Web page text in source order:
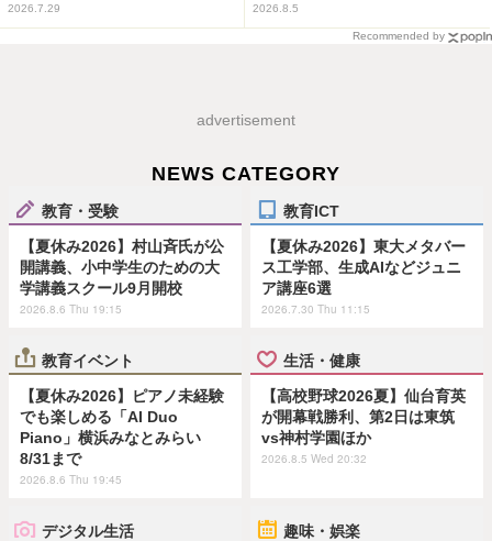
2026.7.29 2026.8.5
Recommended by
advertisement
NEWS CATEGORY
教育・受験
【夏休み2026】村山斉氏が公
開講義、小中学生のための大
学講義スクール9月開校
2026.8.6 Thu 19:15
教育ICT
【夏休み2026】東大メタバー
ス工学部、生成AIなどジュニ
ア講座6選
2026.7.30 Thu 11:15
教育イベント
【夏休み2026】ピアノ未経験
でも楽しめる「AI Duo
Piano」横浜みなとみらい
8/31まで
2026.8.6 Thu 19:45
生活・健康
【高校野球2026夏】仙台育英
が開幕戦勝利、第2日は東筑
vs神村学園ほか
2026.8.5 Wed 20:32
デジタル生活 趣味・娯楽